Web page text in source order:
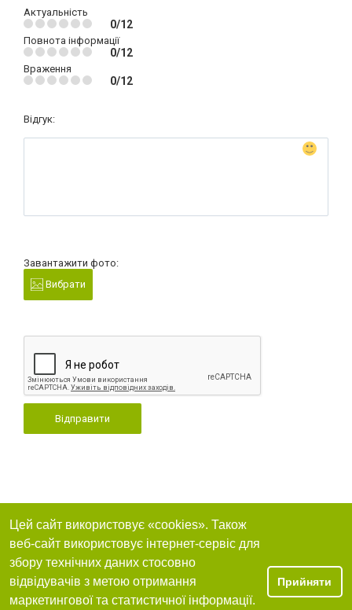
Актуальність
0/12
Повнота інформації
0/12
Враження
0/12
Відгук:
Завантажити фото:
Вибрати
Відправити
Цей сайт використовує «cookies». Також
веб-сайт використовує інтернет-сервіс для
збору технічних даних стосовно
відвідувачів з метою отримання
маркетингової та статистичної інформації.
Прийняти